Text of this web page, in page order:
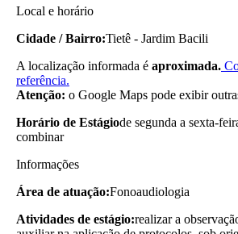
Local e horário
Cidade / Bairro:Tietê - Jardim Bacili
A localização informada é aproximada.
referência.
Atenção: o Google Maps pode exibir
Horário de Estágiode segunda a sexta-
combinar
Informações
Área de atuação:Fonoaudiologia
Atividades de estágio:realizar a